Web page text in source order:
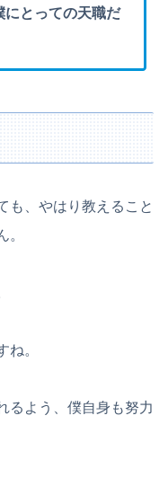
にとっての天職だ
も、やはり教えること
。
ね。
るよう、僕自身も努力